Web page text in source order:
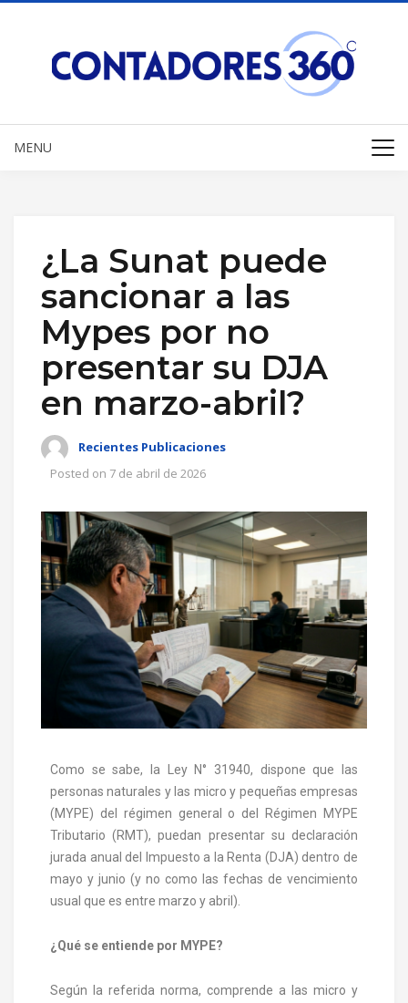
MENU
¿La Sunat puede
sancionar a las
Mypes por no
presentar su DJA
en marzo-abril?
Recientes Publicaciones
Posted on 7 de abril de 2026
Como se sabe, la Ley N° 31940, dispone que las
personas naturales y las micro y pequeñas empresas
(MYPE) del régimen general o del Régimen MYPE
Tributario (RMT), puedan presentar su declaración
jurada anual del Impuesto a la Renta (DJA) dentro de
mayo y junio (y no como las fechas de vencimiento
usual que es entre marzo y abril).
¿Qué se entiende por MYPE?
Según la referida norma, comprende a las micro y